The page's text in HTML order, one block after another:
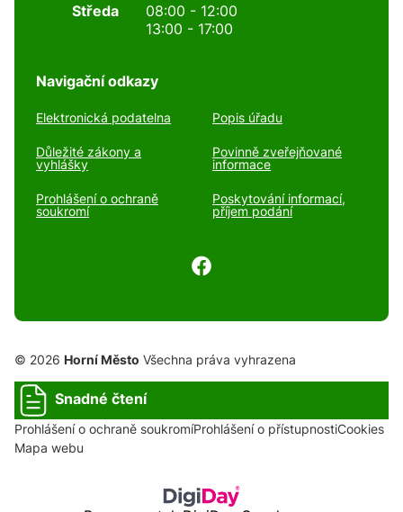
Středa
08:00 - 12:00
13:00 - 17:00
Navigační odkazy
Elektronická podatelna Popis úřadu
Důležité zákony a
vyhlášky
Povinně zveřejňované
informace
Prohlášení o ochraně
soukromí
Poskytování informací,
příjem podání
© 2026 Horní Město Všechna práva vyhrazena
Snadné čtení
Prohlášení o ochraně soukromíProhlášení o přístupnostiCookies
Mapa webu